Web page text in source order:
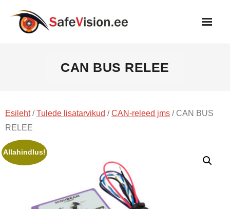
content
CAN BUS RELEE
Esileht/Tulede lisatarvikud /CAN-releed jms / CAN BUS
RELEE
Allahindlus!